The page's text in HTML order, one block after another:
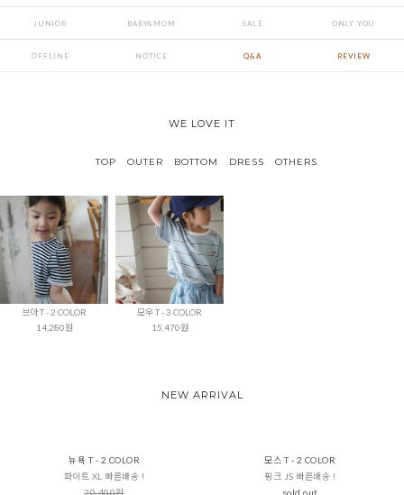
JUNIOR BABY&MOM SALE ONLY YOU
OFFLINE NOTICE Q&A REVIEW
WE LOVE IT
TOP OUTER BOTTOM DRESS OTHERS
브아 T - 2 COLOR
14,280원
모우 T - 3 COLOR
15,470원
NEW ARRIVAL
뉴욕 T - 2 COLOR
화이트 XL 빠른배송 !
20,400원
모스 T - 2 COLOR
핑크 JS 빠른배송 !
sold out